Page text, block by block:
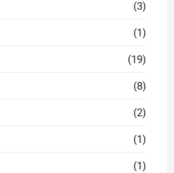
(3)
(1)
(19)
(8)
(2)
(1)
(1)